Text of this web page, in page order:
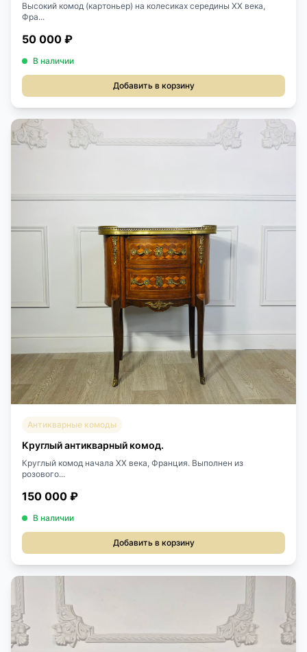
Высокий комод (картоньер) на колесиках середины XX века,
Фра...
50 000 ₽
В наличии
Добавить в корзину
Антикварные комоды
Круглый антикварный комод.
Круглый комод начала XX века, Франция. Выполнен из
розового...
150 000 ₽
В наличии
Добавить в корзину